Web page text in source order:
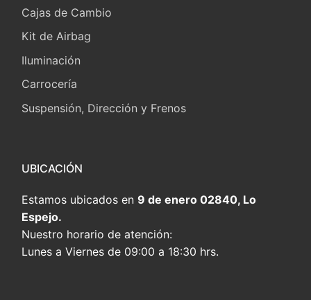
Cajas de Cambio
Kit de Airbag
Iluminación
Carrocería
Suspensión, Dirección y Frenos
UBICACIÓN
Estamos ubicados en 9 de enero 02840, Lo
Espejo.
Nuestro horario de atención:
Lunes a Viernes de 09:00 a 18:30 hrs.